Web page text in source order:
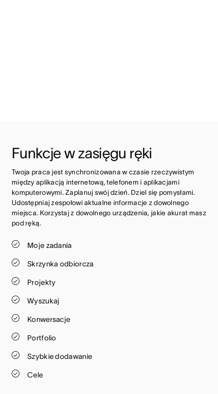
Funkcje w zasięgu ręki
Twoja praca jest synchronizowana w czasie rzeczywistym
między aplikacją internetową, telefonem i aplikacjami
komputerowymi. Zaplanuj swój dzień. Dziel się pomysłami.
Udostępniaj zespołowi aktualne informacje z dowolnego
miejsca. Korzystaj z dowolnego urządzenia, jakie akurat masz
pod ręką.
Moje zadania
Skrzynka odbiorcza
Projekty
Wyszukaj
Konwersacje
Portfolio
Szybkie dodawanie
Cele